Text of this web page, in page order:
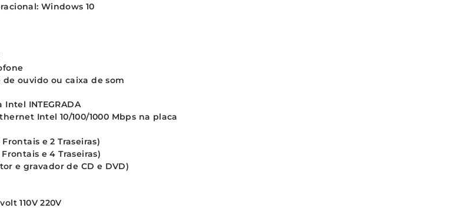
Windows 10
de ouvido ou caixa de som
Intel INTEGRADA
Intel 10/100/1000 Mbps na placa
Frontais e 2 Traseiras)
Frontais e 4 Traseiras)
e gravador de CD e DVD)
110V 220V